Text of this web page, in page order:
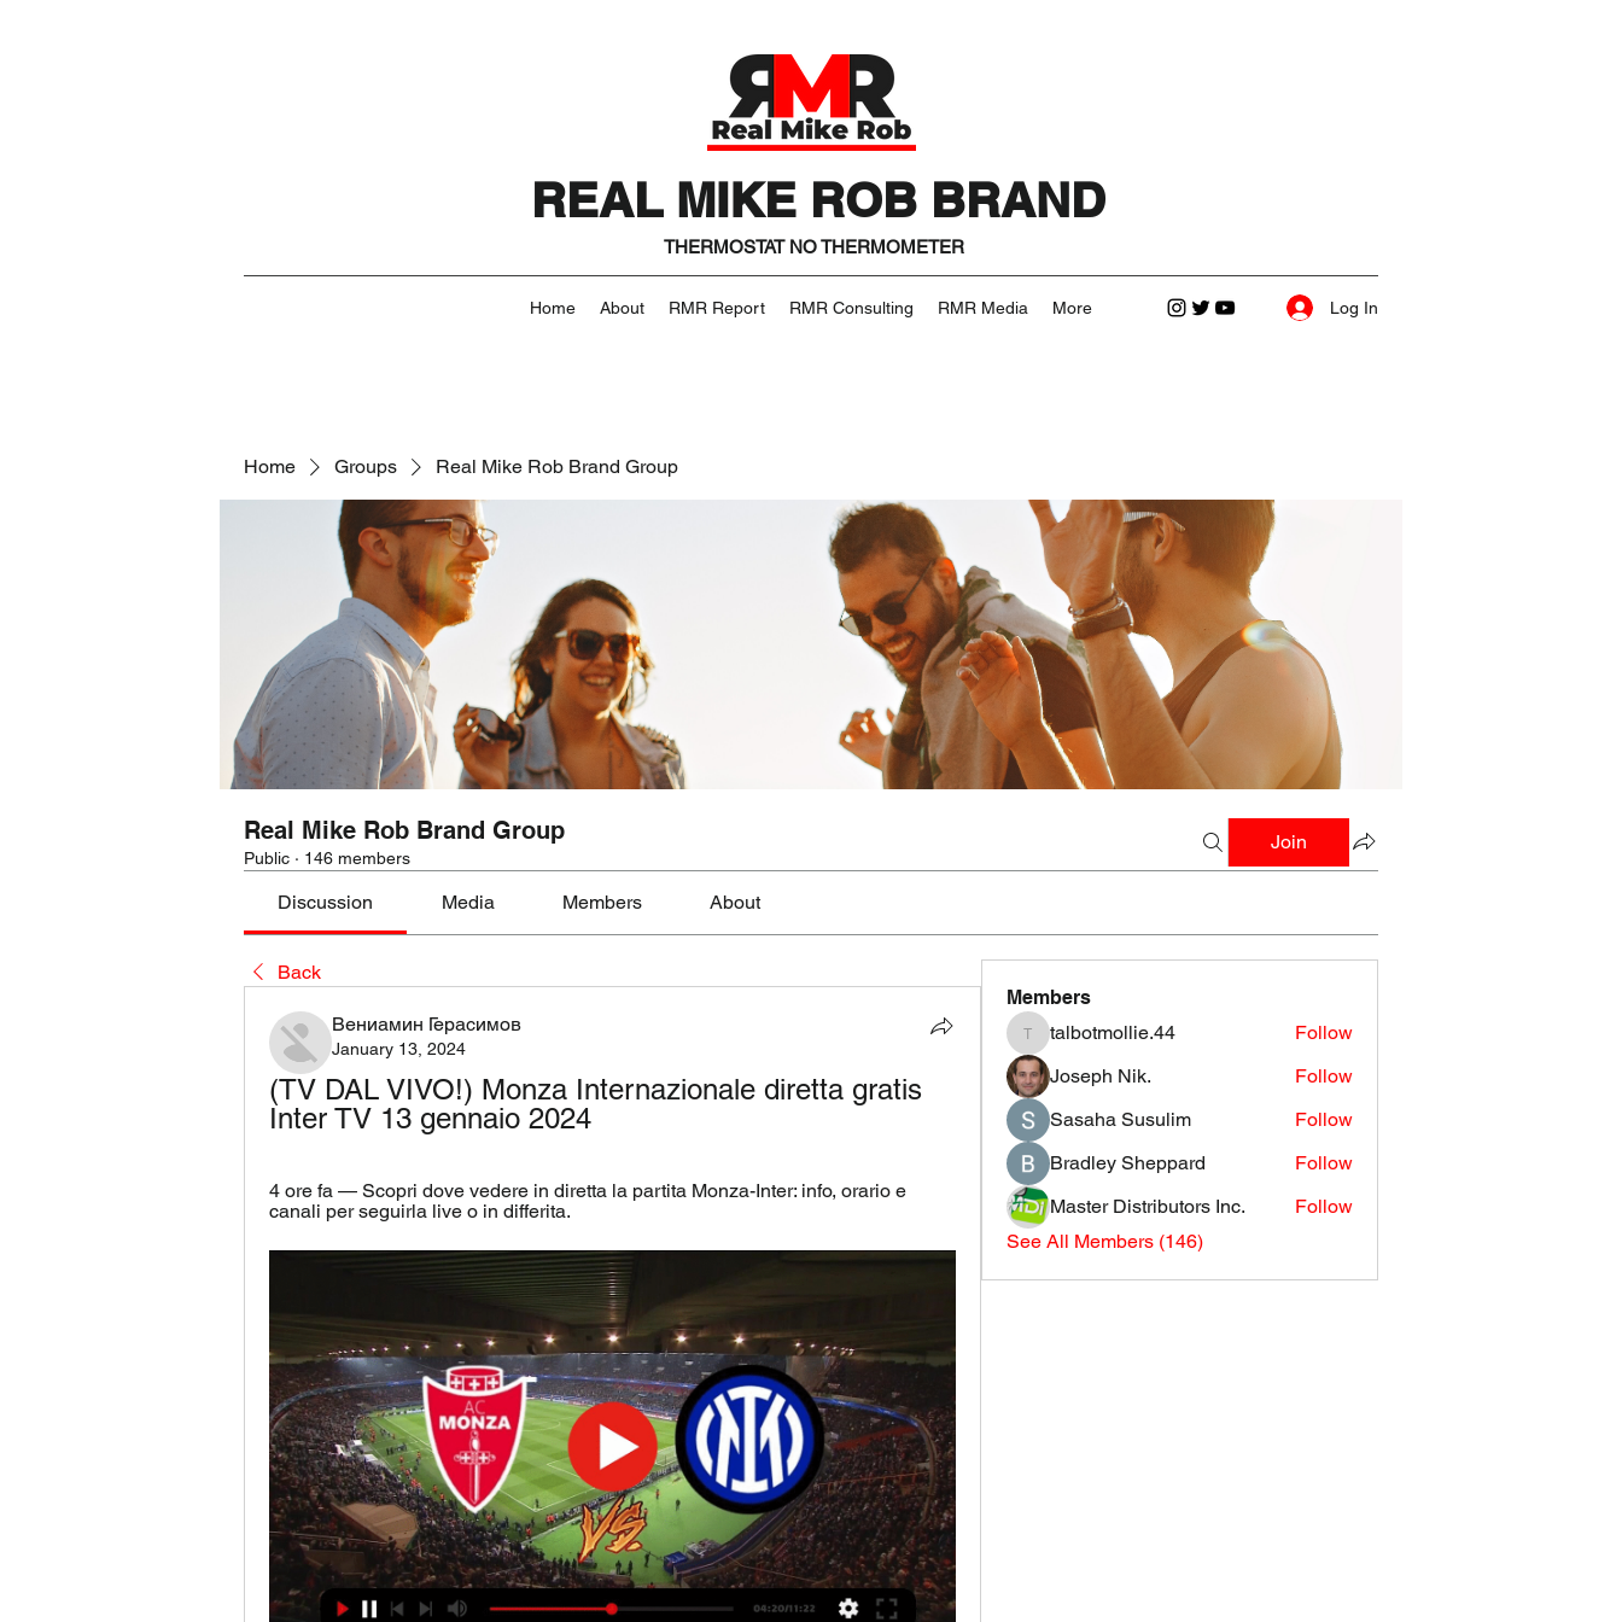
REAL MIKE ROB BRAND
THERMOSTAT NO THERMOMETER
Home About RMR Report RMR Consulting RMR Media More Log In
Home Groups Real Mike Rob Brand Group
Real Mike Rob Brand Group
Public · 146 members
Join
Discussion Media Members About
Back
Вениамин Герасимов
January 13, 2024
(TV DAL VIVO!) Monza Internazionale diretta gratis
Inter TV 13 gennaio 2024
4 ore fa — Scopri dove vedere in diretta la partita Monza-Inter: info, orario e
canali per seguirla live o in differita.
Members
talbotmollie.44
talbotmollie.44
Follow
Joseph Nik.
Follow
Sasaha Susulim
Follow
Bradley Sheppard
Follow
Master Distributors Inc.
Follow
See All Members (146)